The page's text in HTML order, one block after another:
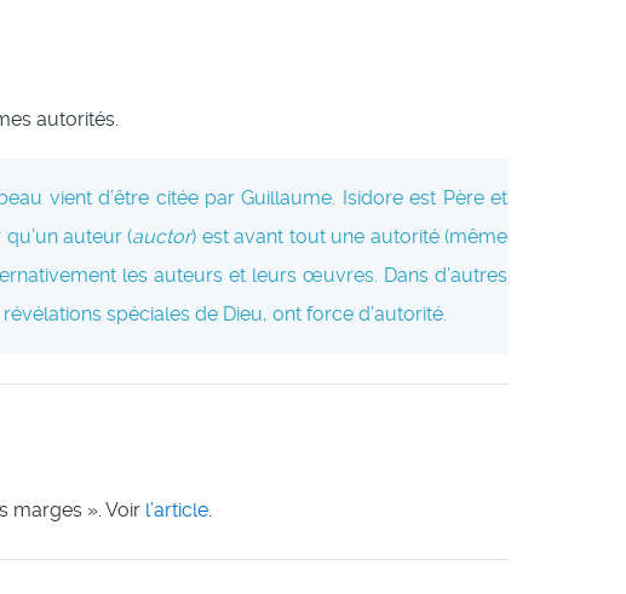
autorités.
vient d’être citée par Guillaume. Isidore est Père et
auteur (auctor) est avant tout une autorité (même
les auteurs et leurs œuvres. Dans d’autres
spéciales de Dieu, ont force d’autorité.
marges ». Voir l’article.